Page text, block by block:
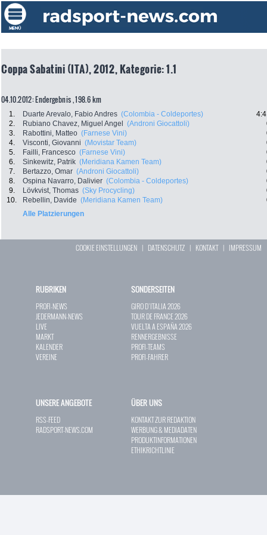
Coppa Sabatini (ITA), 2012, Kategorie: 1.1
04.10.2012: Endergebnis , 198.6 km
1. Duarte Arevalo, Fabio Andres (Colombia - Coldeportes)
2.
Rubiano Chavez, Miguel Angel (Androni Giocattoli)
3.
Rabottini, Matteo (Farnese Vini)
4.
Visconti, Giovanni (Movistar Team)
5.
Failli, Francesco (Farnese Vini)
6.
Sinkewitz, Patrik (Meridiana Kamen Team)
7.
Bertazzo, Omar (Androni Giocattoli)
8.
Ospina Navarro, Dalivier (Colombia - Coldeportes)
9.
Lövkvist, Thomas (Sky Procycling)
10.
Rebellin, Davide (Meridiana Kamen Team)
Alle Platzierungen
COOKIE EINSTELLUNGEN | DATENSCHUTZ | KONTAKT| IMPRESSUM
RUBRIKEN
PROFI-NEWS
JEDERMANN-NEWS
LIVE
MARKT
KALENDER
VEREINE
SONDERSEITEN
GIRO D`ITALIA 2026
TOUR DE FRANCE 2026
VUELTA A ESPAÑA 2026
RENNERGEBNISSE
PROFI-TEAMS
PROFI-FAHRER
UNSERE ANGEBOTE
RSS-FEED
RADSPORT-NEWS.COM
ÜBER UNS
KONTAKT ZUR REDAKTION
WERBUNG & MEDIADATEN
PRODUKTINFORMATIONEN
ETHIKRICHTLINIE